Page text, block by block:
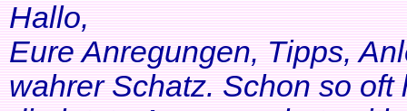
Hallo,
Eure Anregungen, Tipps,
wahrer Schatz. Schon so